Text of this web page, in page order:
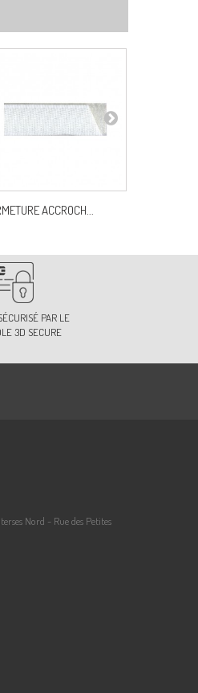
ACCROCH...
PAR LE
3D SECURE
Nord - Rue des Petites